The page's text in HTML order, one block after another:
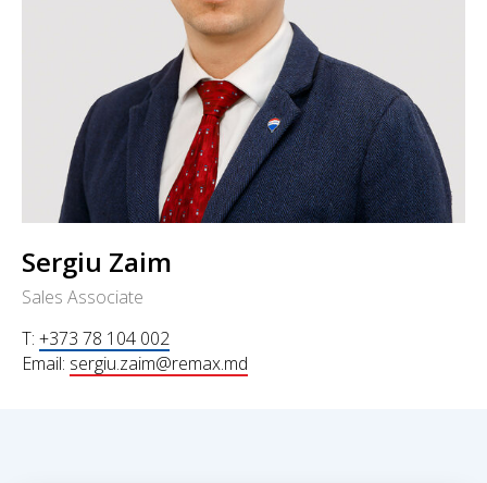
Sergiu Zaim
Sales Associate
T: +373 78 104 002
Email: sergiu.zaim@remax.md